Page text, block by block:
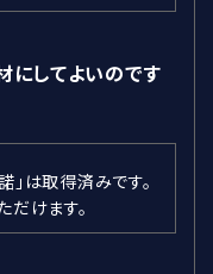
してよいのです
は取得済みです。
けます。